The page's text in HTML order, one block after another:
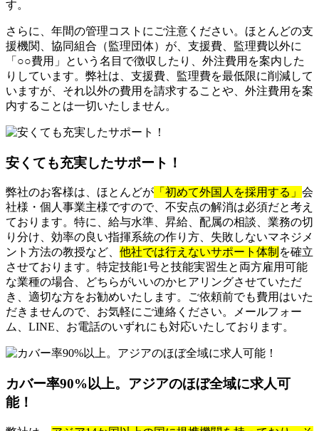
す。
さらに、年間の管理コストにご注意ください。ほとんどの支
援機関、協同組合（監理団体）が、支援費、監理費以外に
「○○費用」という名目で徴収したり、外注費用を案内した
りしています。弊社は、支援費、監理費を最低限に削減して
いますが、それ以外の費用を請求することや、外注費用を案
内することは一切いたしません。
安くても充実したサポート！
弊社のお客様は、ほとんどが 「初めて外国人を採用する」 会
社様・個人事業主様ですので、不安点の解消は必須だと考え
ております。特に、給与水準、昇給、配属の相談、業務の切
り分け、効率の良い指揮系統の作り方、失敗しないマネジメ
ント方法の教授など、 他社では行えないサポート体制 を確立
させております。特定技能1号と技能実習生と両方雇用可能
な業種の場合、どちらがいいのかヒアリングさせていただ
き、適切な方をお勧めいたします。ご依頼前でも費用はいた
だきませんので、お気軽にご連絡ください。メールフォー
ム、LINE、お電話のいずれにも対応いたしております。
カバー率90%以上。アジアのほぼ全域に求人可
能！